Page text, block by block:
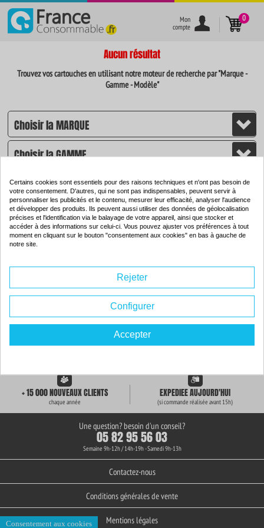
}
Mon
compte
0
Aucun résultat
Trouvez vos cartouches en utilisant notre moteur de recherche par "Marque -
Gamme - Modèle"
CHERCHER
LIVRAISON GRATUITE + de 3000 REFERENCES
+ 15 000 NOUVEAUX CLIENTS
chaque année
EXPEDIEE AUJOURD'HUI
(si commande réalisée avant 15h)
Une question? besoin d'un conseil?
05 82 95 56 03
Semaine 9h-12h / 14h-19h - Samedi 9h-13h
Contactez-nous
Conditions générales de vente
Mentions légales
Certains cookies sont essentiels pour des raisons techniques et n'ont pas besoin de
votre consentement. D'autres, qui ne sont pas indispensables, peuvent servir à
personnaliser les publicités et le contenu, mesurer leur efficacité, analyser l'audience
et développer des produits. Ils peuvent aussi utiliser des données de géolocalisation
précises et l'identification via le balayage de votre appareil, ainsi que stocker et
accéder à des informations sur celui-ci. Vous pouvez ajuster vos préférences à tout
moment en cliquant sur le bouton "consentement aux cookies" en bas à gauche de
notre site.
Rejeter
Configurer
Accepter
Consentement aux cookies